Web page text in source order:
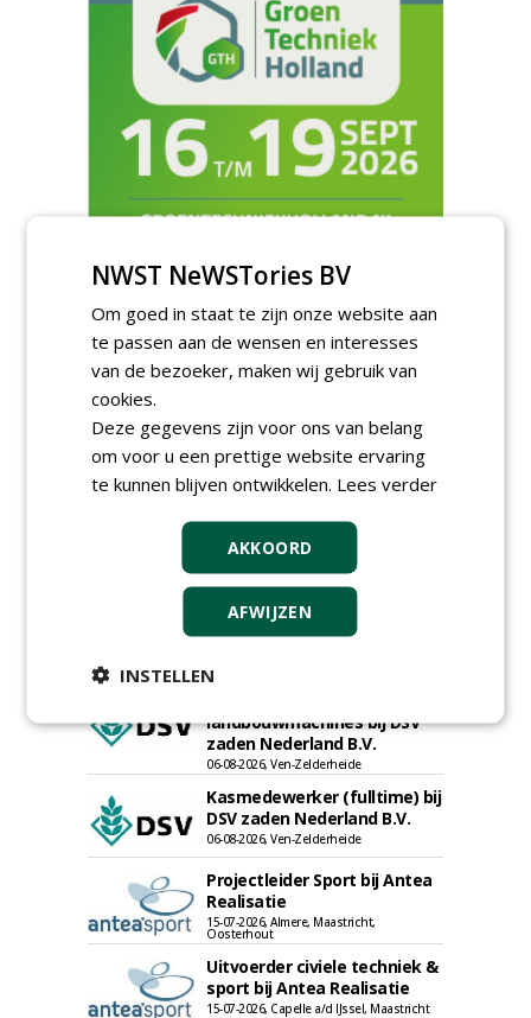
Meld je aan voor onze digitale
nieuwsbrief.
Proefveldmedewerker/
landbouwmachines bij DSV
zaden Nederland B.V.
06-08-2026, Ven-Zelderheide
Kasmedewerker (fulltime) bij
DSV zaden Nederland B.V.
06-08-2026, Ven-Zelderheide
Projectleider Sport bij Antea
Realisatie
15-07-2026, Almere, Maastricht,
Oosterhout
Uitvoerder civiele techniek &
sport bij Antea Realisatie
15-07-2026, Capelle a/d IJssel, Maastricht
NWST NeWSTories BV
Om goed in staat te zijn onze website aan
te passen aan de wensen en interesses
van de bezoeker, maken wij gebruik van
cookies.
Deze gegevens zijn voor ons van belang
om voor u een prettige website ervaring
te kunnen blijven ontwikkelen. Lees verder
AKKOORD
AFWIJZEN
INSTELLEN